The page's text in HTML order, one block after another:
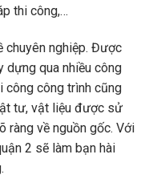
thi công,…
chuyên nghiệp. Được
dựng qua nhiều công
công công trình cũng
tư, vật liệu được sử
ràng về nguồn gốc. Với
2 sẽ làm bạn hài